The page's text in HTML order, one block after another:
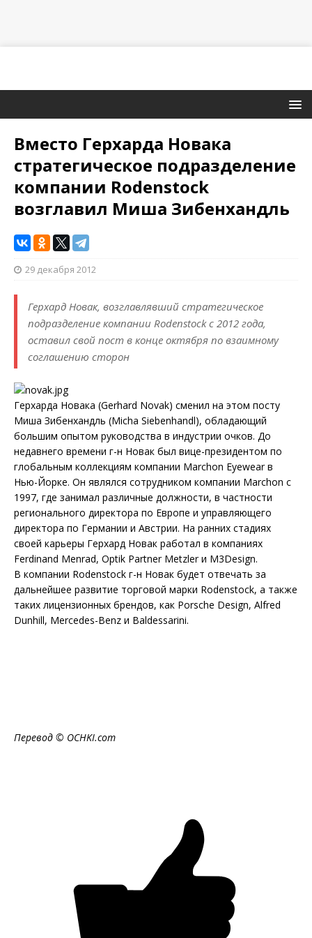
Вместо Герхарда Новака
стратегическое подразделение
компании Rodenstock
возглавил Миша Зибенхандль
29 декабря 2012
Герхард Новак, возглавлявший стратегическое
подразделение компании Rodenstock с 2012 года,
оставил свой пост в конце октября по взаимному
соглашению сторон
Герхарда Новака (Gerhard Novak) сменил на этом посту
Миша Зибенхандль (Micha Siebenhandl), обладающий
большим опытом руководства в индустрии очков. До
недавнего времени г-н Новак был вице-президентом по
глобальным коллекциям компании Marchon Eyewear в
Нью-Йорке. Он являлся сотрудником компании Marchon с
1997, где занимал различные должности, в частности
регионального директора по Европе и управляющего
директора по Германии и Австрии. На ранних стадиях
своей карьеры Герхард Новак работал в компаниях
Ferdinand Menrad, Optik Partner Metzler и M3Design.
В компании Rodenstock г-н Новак будет отвечать за
дальнейшее развитие торговой марки Rodenstock, а также
таких лицензионных брендов, как Porsche Design, Alfred
Dunhill, Mercedes-Benz и Baldessarini.
Перевод © OCHKI.com